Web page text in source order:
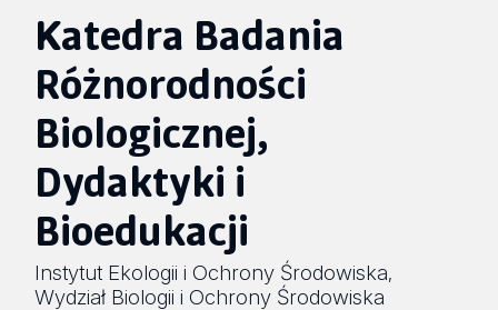
Katedra Badania
Różnorodności
Biologicznej,
Dydaktyki i
Bioedukacji
Instytut Ekologii i Ochrony Środowiska,
Wydział Biologii i Ochrony Środowiska